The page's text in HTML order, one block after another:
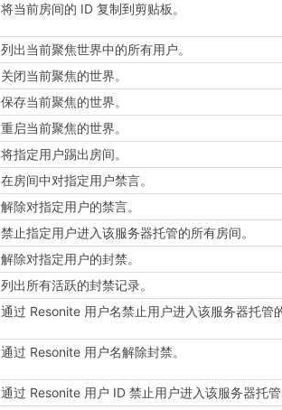
将当前房间的 ID 复制到剪贴板。
列出当前聚焦世界中的所有用户。
关闭当前聚焦的世界。
保存当前聚焦的世界。
重启当前聚焦的世界。
将指定用户踢出房间。
在房间中对指定用户禁言。
解除对指定用户的禁言。
禁止指定用户进入该服务器托管的所有房间。
解除对指定用户的封禁。
列出所有活跃的封禁记录。
通过 Resonite 用户名禁止用户进入该服务器托管
通过 Resonite 用户名解除封禁。
通过 Resonite 用户 ID 禁止用户进入该服务器托管